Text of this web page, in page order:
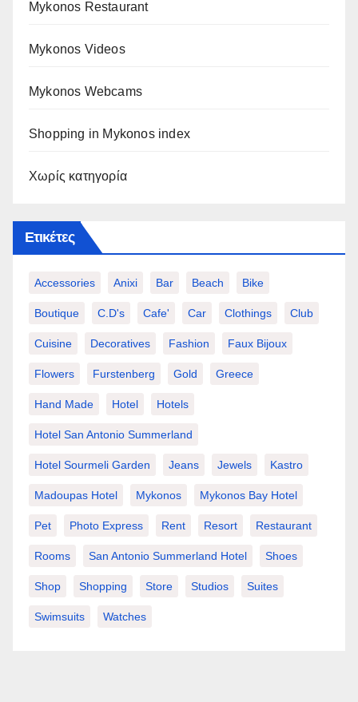
Mykonos Restaurant
Mykonos Videos
Mykonos Webcams
Shopping in Mykonos index
Χωρίς κατηγορία
Ετικέτες
Accessories Anixi Bar Beach Bike
Boutique C.d's Cafe' Car Clothings Club
Cuisine Decoratives Fashion Faux Bijoux
Flowers Furstenberg Gold Greece
Hand Made Hotel Hotels
Hotel San Antonio Summerland
Hotel Sourmeli Garden Jeans Jewels Kastro
Madoupas Hotel Mykonos Mykonos Bay Hotel
Pet Photo Express Rent Resort Restaurant
Rooms San Antonio Summerland Hotel Shoes
Shop Shopping Store Studios Suites
Swimsuits Watches